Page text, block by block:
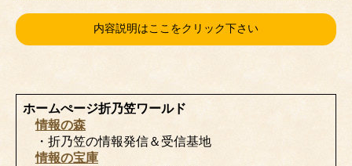
内容説明はここをクリック下さい
ホームぺージ折乃笠ワールド
情報の森
・折乃笠の情報発信＆受信基地
情報の宝庫